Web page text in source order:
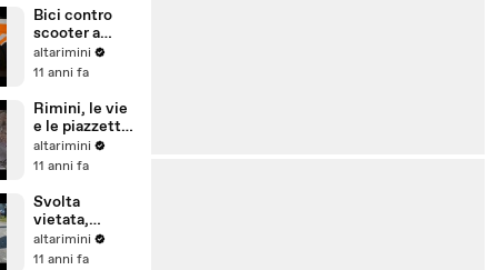
Giuseppa
Strano
Bici contro
scooter a
Miramare di
Rimini, ferite
circolazione
bloccata
altarimini
11 anni fa
Rimini, le vie
e le piazzette
diventano un
salotto
Borgo San
Giuliano
altarimini
11 anni fa
Svolta
vietata,
schianto sulla
SS16 a Rimini.
altarimini
11 anni fa